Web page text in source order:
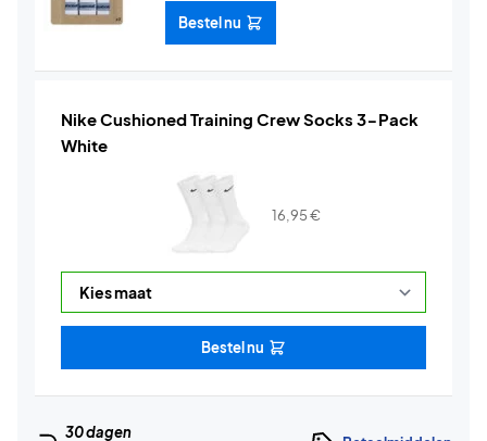
Bestel nu
Nike Cushioned Training Crew Socks 3-Pack
White
16,95€
Bestel nu
30 dagen